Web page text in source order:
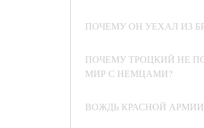
ПОЧЕМУ ОН УЕХАЛ ИЗ
ПОЧЕМУ ТРОЦКИЙ НЕ
МИР С НЕМЦАМИ?
ВОЖДЬ КРАСНОЙ АРМИИ